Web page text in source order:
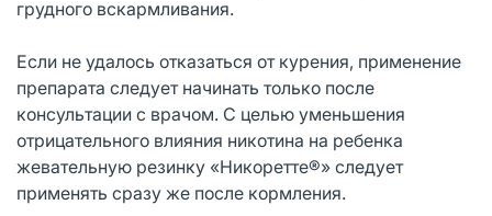
грудного вскармливания.
Если не удалось отказаться от курения, применение
препарата следует начинать только после
консультации с врачом. С целью уменьшения
отрицательного влияния никотина на ребенка
жевательную резинку «Никоретте®» следует
применять сразу же после кормления.